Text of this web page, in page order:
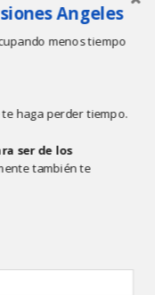
Montefeltro. La
de personas
que les llamó la
de los
500.000 para esa
son claves,
de negocios es
recorrer, y más en
de un inversor.
que recién
Angeles
menos tiempo
haga perder tiempo.
ser de los
también te